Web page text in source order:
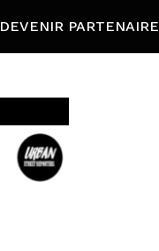
DEVENIR PARTENAIRE